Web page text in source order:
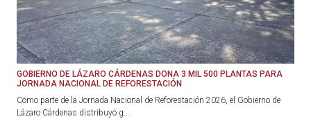
GOBIERNO DE LÁZARO CÁRDENAS DONA 3 MIL 500 PLANTAS PARA
JORNADA NACIONAL DE REFORESTACIÓN
Como parte de la Jornada Nacional de Reforestación 2026, el Gobierno de
Lázaro Cárdenas distribuyó g...